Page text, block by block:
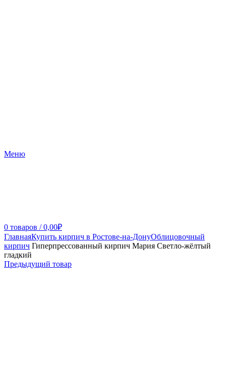
Меню
0 товаров / 0,00₽
ГлавнаяКупить кирпич в Ростове-на-ДонуОблицовочный
кирпич Гиперпрессованный кирпич Мария Светло-жёлтый
гладкий
Предыдущий товар